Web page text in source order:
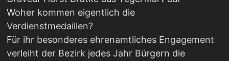
Woher kommen eigentlich die
Verdienstmedaillen?
Für ihr besonderes ehrenamtliches Engagement
verleiht der Bezirk jedes Jahr Bürgern die